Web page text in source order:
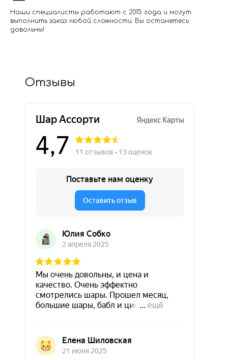
Наши специалисты работают с 2015 года и могут
выполнить заказ любой сложности. Вы останетесь
довольны!
Отзывы